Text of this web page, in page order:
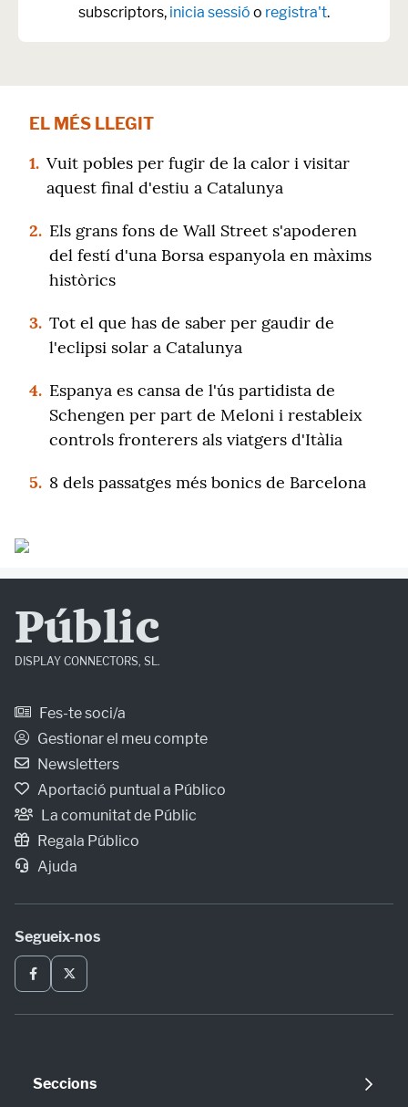
subscriptors, inicia sessió o registra't.
EL MÉS LLEGIT
1. Vuit pobles per fugir de la calor i visitar
aquest final d'estiu a Catalunya
2. Els grans fons de Wall Street s'apoderen
del festí d'una Borsa espanyola en màxims
històrics
3. Tot el que has de saber per gaudir de
l'eclipsi solar a Catalunya
4. Espanya es cansa de l'ús partidista de
Schengen per part de Meloni i restableix
controls fronterers als viatgers d'Itàlia
5. 8 dels passatges més bonics de Barcelona
Públic
DISPLAY CONNECTORS, SL.
Fes-te soci/a
Gestionar el meu compte
Newsletters
Aportació puntual a Público
La comunitat de Públic
Regala Público
Ajuda
Segueix-nos
Seccions